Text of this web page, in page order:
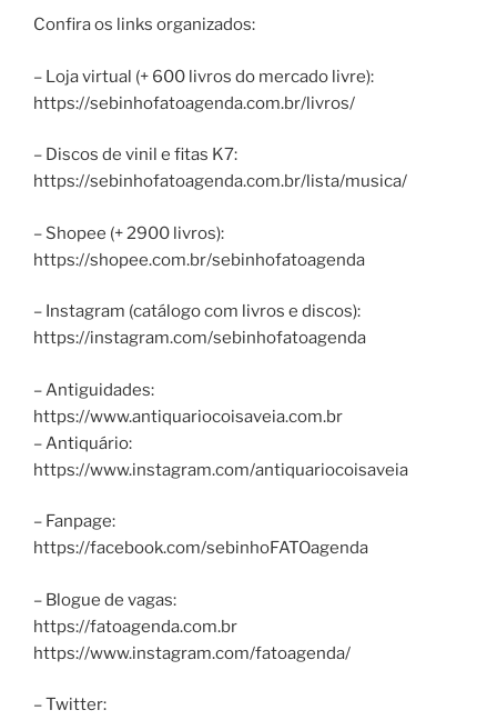
Confira os links organizados:
– Loja virtual (+ 600 livros do mercado livre):
https://sebinhofatoagenda.com.br/livros/
– Discos de vinil e fitas K7:
https://sebinhofatoagenda.com.br/lista/musica/
– Shopee (+ 2900 livros):
https://shopee.com.br/sebinhofatoagenda
– Instagram (catálogo com livros e discos):
https://instagram.com/sebinhofatoagenda
– Antiguidades:
https://www.antiquariocoisaveia.com.br
– Antiquário:
https://www.instagram.com/antiquariocoisaveia
– Fanpage:
https://facebook.com/sebinhoFATOagenda
– Blogue de vagas:
https://fatoagenda.com.br
https://www.instagram.com/fatoagenda/
– Twitter: